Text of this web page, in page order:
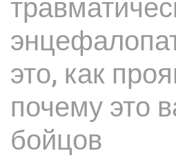
это, как
почему это
бойцов